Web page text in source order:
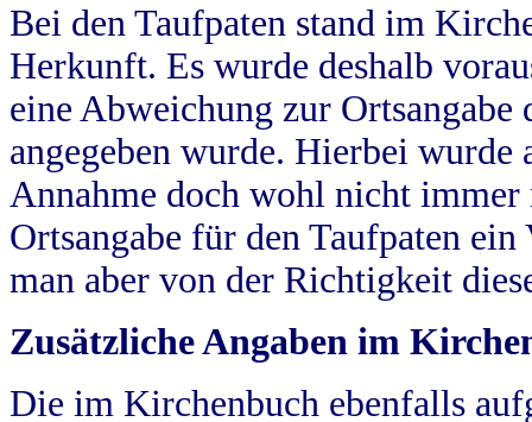
Bei den Taufpaten stand im
Herkunft. Es wurde deshalb
eine Abweichung zur
angegeben wurde. Hierbei wurde
Annahme doch wohl nicht
Ortsangabe für den Taufpaten
man aber von der Richtigkeit
Zusätzliche Angaben im
Die im Kirchenbuch ebenfalls